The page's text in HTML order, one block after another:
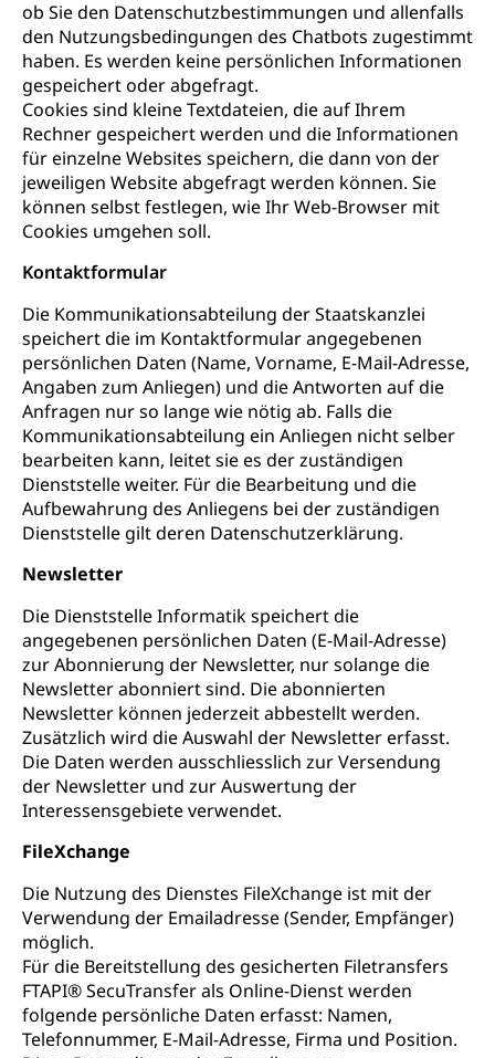
ob Sie den Datenschutzbestimmungen und allenfalls
den Nutzungsbedingungen des Chatbots zugestimmt
haben. Es werden keine persönlichen Informationen
gespeichert oder abgefragt.
Cookies sind kleine Textdateien, die auf Ihrem
Rechner gespeichert werden und die Informationen
für einzelne Websites speichern, die dann von der
jeweiligen Website abgefragt werden können. Sie
können selbst festlegen, wie Ihr Web-Browser mit
Cookies umgehen soll.
Kontaktformular
Die Kommunikationsabteilung der Staatskanzlei
speichert die im Kontaktformular angegebenen
persönlichen Daten (Name, Vorname, E-Mail-Adresse,
Angaben zum Anliegen) und die Antworten auf die
Anfragen nur so lange wie nötig ab. Falls die
Kommunikationsabteilung ein Anliegen nicht selber
bearbeiten kann, leitet sie es der zuständigen
Dienststelle weiter. Für die Bearbeitung und die
Aufbewahrung des Anliegens bei der zuständigen
Dienststelle gilt deren Datenschutzerklärung.
Newsletter
Die Dienststelle Informatik speichert die
angegebenen persönlichen Daten (E-Mail-Adresse)
zur Abonnierung der Newsletter, nur solange die
Newsletter abonniert sind. Die abonnierten
Newsletter können jederzeit abbestellt werden.
Zusätzlich wird die Auswahl der Newsletter erfasst.
Die Daten werden ausschliesslich zur Versendung
der Newsletter und zur Auswertung der
Interessensgebiete verwendet.
FileXchange
Die Nutzung des Dienstes FileXchange ist mit der
Verwendung der Emailadresse (Sender, Empfänger)
möglich.
Für die Bereitstellung des gesicherten Filetransfers
FTAPI® SecuTransfer als Online-Dienst werden
folgende persönliche Daten erfasst: Namen,
Telefonnummer, E-Mail-Adresse, Firma und Position.